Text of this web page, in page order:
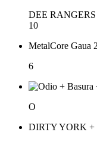
DEE RANGERS
10
MetalCore Gaua
6
O
DIRTY YORK +